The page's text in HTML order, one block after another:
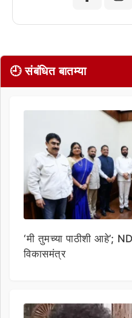
🕘 संबंधित बातम्या
‘मी तुमच्या पाठीशी आहे’;
विकासमंत्र